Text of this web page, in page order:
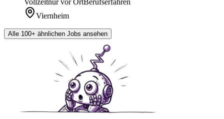
Vollzeitnur vor OrtBerufserfahren
Viernheim
Alle 100+ ähnlichen Jobs ansehen